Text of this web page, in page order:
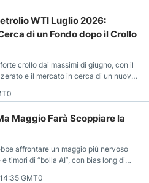
WTI Luglio 2026:
di un Fondo dopo il Crollo
crollo dai massimi di giugno, con il
e il mercato in cerca di un nuovo
USA-Iran.
Maggio Farà Scoppiare la
affrontare un maggio più nervoso
timori di “bolla AI”, con bias long di
con prudenza.
GMT0